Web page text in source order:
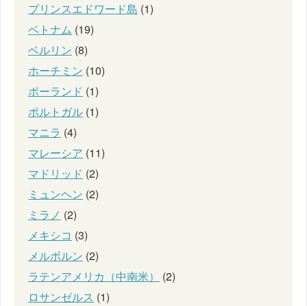
プリンスエドワード島 (1)
ベトナム (19)
ベルリン (8)
ホーチミン (10)
ポーランド (1)
ポルトガル (1)
マニラ (4)
マレーシア (11)
マドリッド (2)
ミュンヘン (2)
ミラノ (2)
メキシコ (3)
メルボルン (2)
ラテンアメリカ（中南米）
(2)
ロサンゼルス (1)